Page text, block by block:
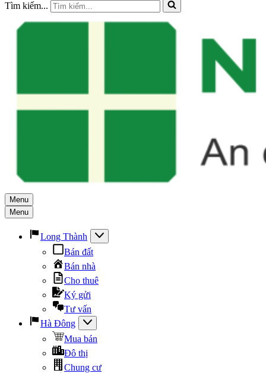
Tìm kiếm...
Menu
Menu
Long Thành
Bán đất
Bán nhà
Cho thuê
Ký gửi
Tư vấn
Hà Đông
Mua bán
Đô thị
Chung cư